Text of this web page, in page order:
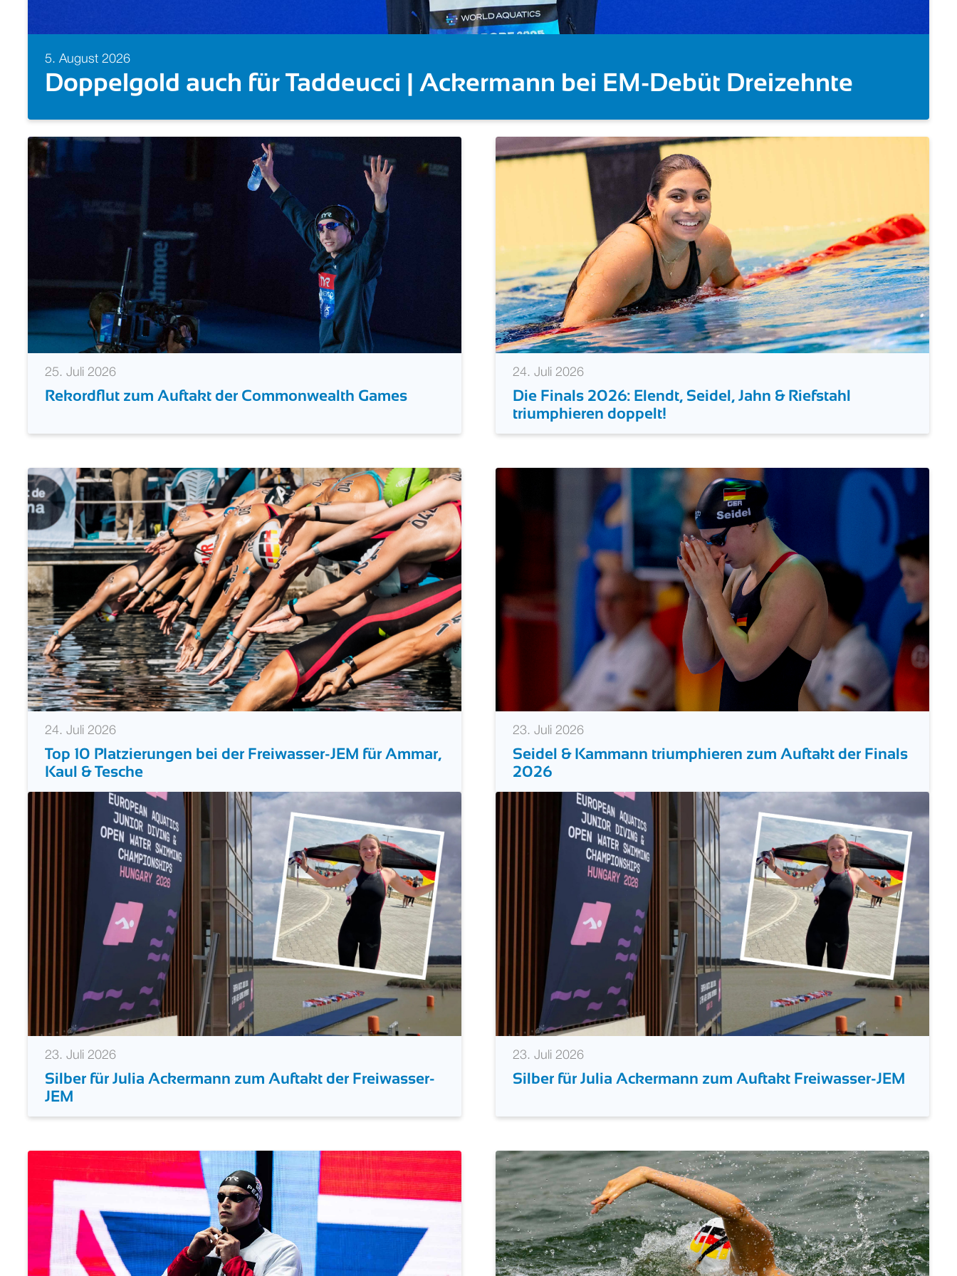
5. August 2026
Zweites GOLD! Florian Wellbrock überragt auch über 5km!
25. Juli 2026
Rekordflut zum Auftakt der Commonwealth Games
24. Juli 2026
Die Finals 2026: Elendt, Seidel, Jahn & Riefstahl
triumphieren doppelt!
24. Juli 2026
Top 10 Platzierungen bei der Freiwasser-JEM für Ammar,
Kaul & Tesche
23. Juli 2026
Seidel & Kammann triumphieren zum Auftakt der Finals
2026
23. Juli 2026
Silber für Julia Ackermann zum Auftakt der Freiwasser-
JEM
23. Juli 2026
Silber für Julia Ackermann zum Auftakt Freiwasser-JEM